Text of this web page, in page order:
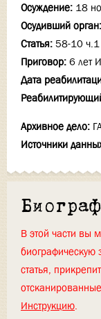
Осуждение: 18
Осудивший орган:
Статья: 58-10 ч.1
Приговор: 6 лет
Дата
Архивное дело:
Источники
В этой части вы
биографическую
статья,
Инструкцию.